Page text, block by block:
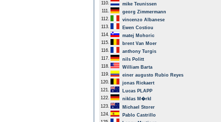
110.
mike Teunissen
111.
georg Zimmermann
112.
vincenzo Albanese
113.
Ewen Costiou
114.
matej Mohoric
115.
brent Van Moer
116.
anthony Turgis
117.
nils Politt
118.
William Barta
119.
einer augusto Rubio Reyes
120.
jonas Rickaert
121.
Lucas PLAPP
122.
niklas M�rkl
123.
Michael Storer
124.
Pablo Castrillo